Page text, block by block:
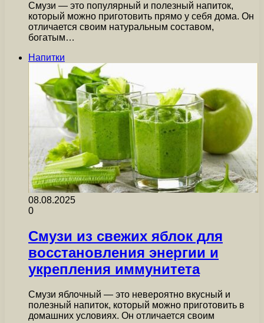
Смузи — это популярный и полезный напиток,
который можно приготовить прямо у себя дома. Он
отличается своим натуральным составом,
богатым…
Напитки
08.08.2025
0
Смузи из свежих яблок для
восстановления энергии и
укрепления иммунитета
Смузи яблочный — это невероятно вкусный и
полезный напиток, который можно приготовить в
домашних условиях. Он отличается своим